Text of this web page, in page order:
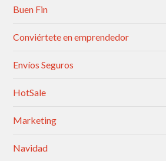
Buen Fin
Conviértete en emprendedor
Envíos Seguros
HotSale
Marketing
Navidad